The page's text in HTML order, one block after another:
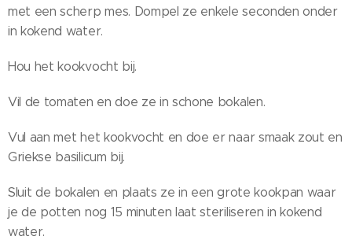
met een scherp mes. Dompel ze enkele seconden onder
in kokend water.
Hou het kookvocht bij.
Vil de tomaten en doe ze in schone bokalen.
Vul aan met het kookvocht en doe er naar smaak zout en
Griekse basilicum bij.
Sluit de bokalen en plaats ze in een grote kookpan waar
je de potten nog 15 minuten laat steriliseren in kokend
water.